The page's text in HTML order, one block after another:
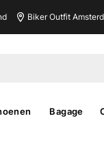
Biker Outfit
Bagage